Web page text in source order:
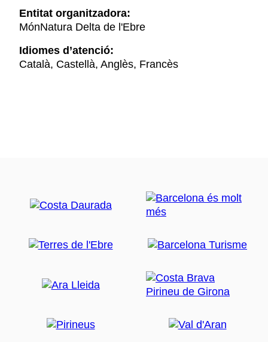
Entitat organitzadora:
MónNatura Delta de l'Ebre
Idiomes d’atenció:
Català, Castellà, Anglès, Francès